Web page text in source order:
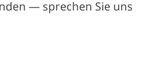
— sprechen Sie uns